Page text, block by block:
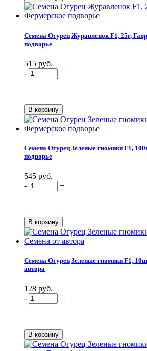
Семена Огурец Журавленок F1, 25г,
подворье
515 руб.
-
+
Семена Огурец Зеленые гномики F1,
подворье
545 руб.
-
+
Семена Огурец Зеленые гномики F1,
автора
128 руб.
-
+